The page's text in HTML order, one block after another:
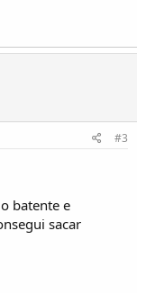
#3
batente e
sacar